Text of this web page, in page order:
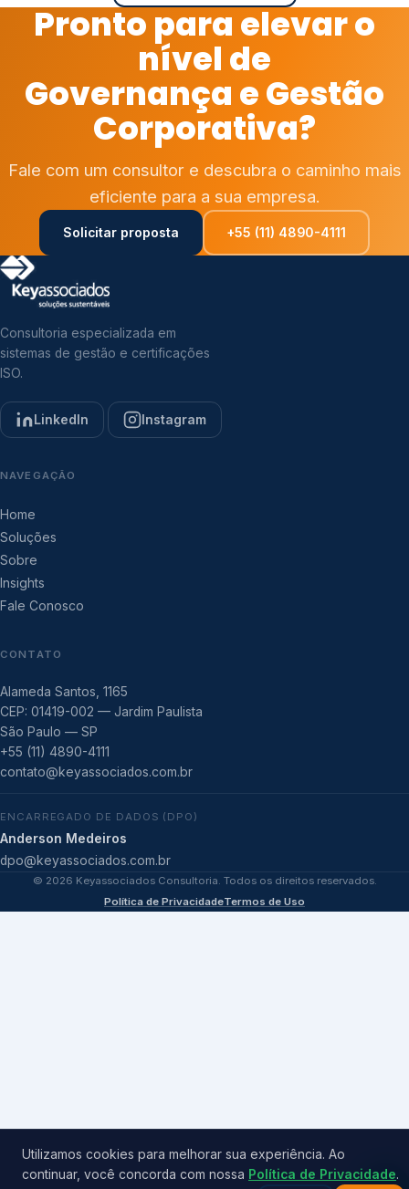
Pronto para elevar o
nível de
Governança e Gestão
Corporativa?
Fale com um consultor e descubra o caminho mais
eficiente para a sua empresa.
Solicitar proposta +55 (11) 4890-4111
Consultoria especializada em
sistemas de gestão e certificações
ISO.
LinkedIn Instagram
NAVEGAÇÃO
Home
Soluções
Sobre
Insights
Fale Conosco
CONTATO
Alameda Santos, 1165
CEP: 01419-002 — Jardim Paulista
São Paulo — SP
+55 (11) 4890-4111
contato@keyassociados.com.br
ENCARREGADO DE DADOS (DPO)
Anderson Medeiros
dpo@keyassociados.com.br
© 2026 Keyassociados Consultoria. Todos os direitos reservados.
Política de PrivacidadeTermos de Uso
Utilizamos cookies para melhorar sua experiência. Ao
continuar, você concorda com nossa Política de Privacidade.